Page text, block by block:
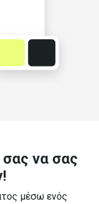
να σας
μέσω ενός